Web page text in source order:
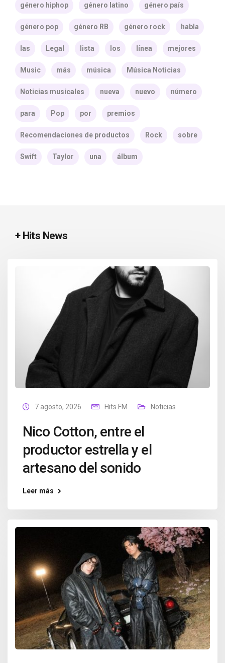
género hiphop género latino género país
género pop género RB género rock habla
las Legal lista los línea mejores
Music más música Música Noticias
Noticias musicales nueva nuevo número
para Pop por premios
Recomendaciones de productos Rock sobre
Swift Taylor una álbum
+ Hits News
7 agosto, 2026 Hits FM Noticias
Nico Cotton, entre el
productor estrella y el
artesano del sonido
Leer más